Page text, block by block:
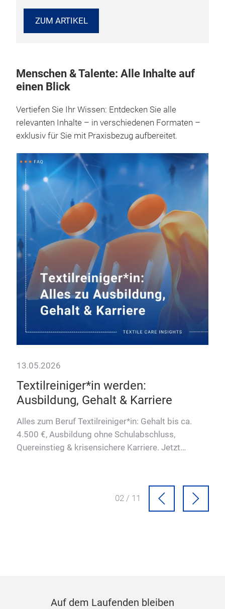
ZUM ARTIKEL
Menschen & Talente: Alle Inhalte auf
einen Blick
Vertiefen Sie Ihr Wissen: Entdecken Sie alle
relevanten Inhalte – in verschiedenen Formaten –
exklusiv für Sie mit Praxisbezug aufbereitet.
13.05.2026
Textilreiniger*in werden:
Ausbildung, Gehalt & Karriere
Alles zum Beruf Textilreiniger*in: Gehalt bis ca.
4.500 €, Ausbildung ohne Schulabschluss,
Quereinstieg & krisensichere Karriere. Jetzt
02 / 11
Auf dem Laufenden bleiben